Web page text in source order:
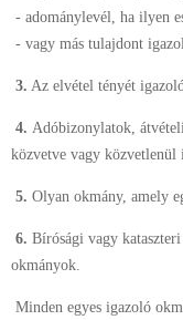
- adománylevél, ha ilyen
- vagy más tulajdont
3. Az elvétel tényét
4. Adóbizonylatok,
közvetve vagy közvetlenül
5. Olyan okmány, amely
6. Bírósági vagy
okmányok.
Minden egyes igazoló